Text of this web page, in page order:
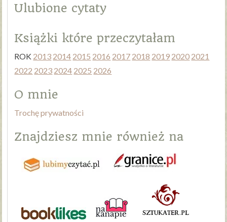
Ulubione cytaty
Książki które przeczytałam
ROK 2013 2014 2015 2016 2017 2018 2019 2020 2021
2022 2023 2024 2025 2026
O mnie
Trochę prywatności
Znajdziesz mnie również na